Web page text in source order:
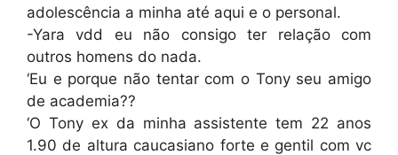
adolescência a minha até aqui e o personal.
-Yara vdd eu não consigo ter relação com
outros homens do nada.
‘Eu e porque não tentar com o Tony seu amigo
de academia??
‘O Tony ex da minha assistente tem 22 anos
1.90 de altura caucasiano forte e gentil com vc